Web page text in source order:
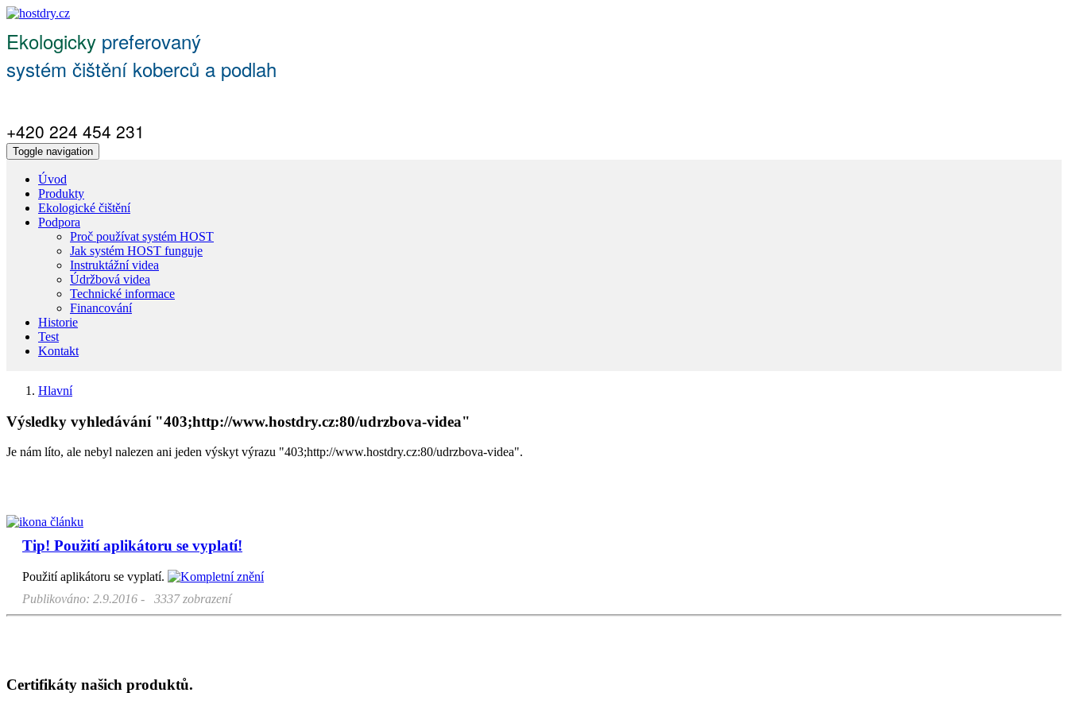
Ekologicky preferovaný
systém čištění koberců a podlah
+420 224 454 231
Toggle navigation
Úvod
Produkty
Ekologické čištění
Podpora
Proč používat systém HOST
Jak systém HOST funguje
Instruktážní videa
Údržbová videa
Technické informace
Financování
Historie
Test
Kontakt
Hlavní
Výsledky vyhledávání "403;http://www.hostdry.cz:80/udrzbova-videa"
Je nám líto, ale nebyl nalezen ani jeden výskyt výrazu "403;http://www.hostdry.cz:80/udrzbova-videa".
Tip! Použití aplikátoru se vyplatí!
Použití aplikátoru se vyplatí.
Publikováno: 2.9.2016 - 3337 zobrazení
Certifikáty našich produktů.